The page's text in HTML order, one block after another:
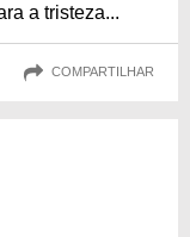
a tristeza...
COMPARTILHAR